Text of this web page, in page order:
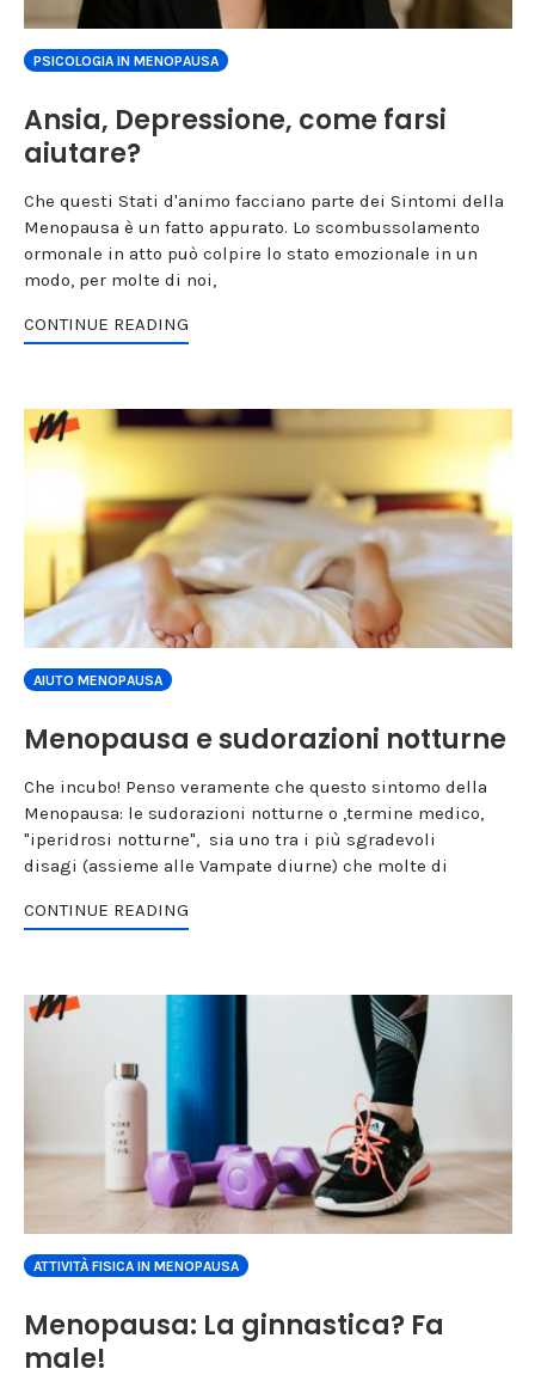
PSICOLOGIA IN MENOPAUSA
Ansia, Depressione, come farsi
aiutare?
Che questi Stati d'animo facciano parte dei Sintomi della
Menopausa è un fatto appurato. Lo scombussolamento
ormonale in atto può colpire lo stato emozionale in un
modo, per molte di noi,
CONTINUE READING
AIUTO MENOPAUSA
Menopausa e sudorazioni notturne
Che incubo! Penso veramente che questo sintomo della
Menopausa: le sudorazioni notturne o ,termine medico,
"iperidrosi notturne", sia uno tra i più sgradevoli
disagi (assieme alle Vampate diurne) che molte di
CONTINUE READING
ATTIVITÀ FISICA IN MENOPAUSA
Menopausa: La ginnastica? Fa
male!